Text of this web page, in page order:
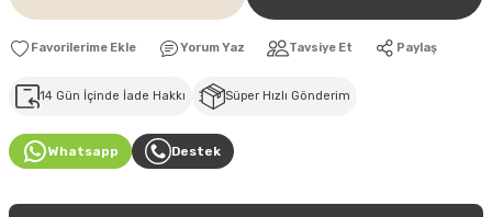
Yorum Yaz Tavsiye Et Paylaş
14 Gün İçinde İade Hakkı Süper Hızlı Gönderim
Whatsapp Destek